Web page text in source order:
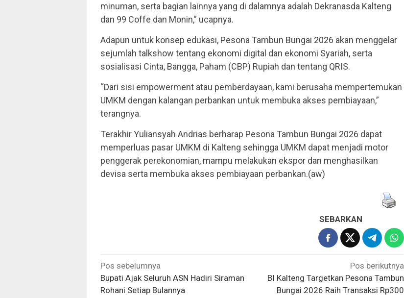
minuman, serta bagian lainnya yang di dalamnya adalah Dekranasda Kalteng
dan 99 Coffe dan Monin,” ucapnya.
Adapun untuk konsep edukasi, Pesona Tambun Bungai 2026 akan menggelar
sejumlah talkshow tentang ekonomi digital dan ekonomi Syariah, serta
sosialisasi Cinta, Bangga, Paham (CBP) Rupiah dan tentang QRIS.
“Dari sisi empowerment atau pemberdayaan, kami berusaha mempertemukan
UMKM dengan kalangan perbankan untuk membuka akses pembiayaan,”
terangnya.
Terakhir Yuliansyah Andrias berharap Pesona Tambun Bungai 2026 dapat
memperluas pasar UMKM di Kalteng sehingga UMKM dapat menjadi motor
penggerak perekonomian, mampu melakukan ekspor dan menghasilkan
devisa serta membuka akses pembiayaan perbankan.(aw)
SEBARKAN
Navigasi
pos
Pos sebelumnya
Bupati Ajak Seluruh ASN Hadiri Siraman
Rohani Setiap Bulannya
Pos berikutnya
BI Kalteng Targetkan Pesona Tambun
Bungai 2026 Raih Transaksi Rp300